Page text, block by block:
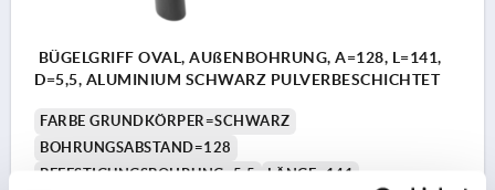
BÜGELGRIFF OVAL, AUßENBOHRUNG, A=128, L=141,
D=5,5, ALUMINIUM SCHWARZ PULVERBESCHICHTET
FARBE GRUNDKÖRPER=SCHWARZ
BOHRUNGSABSTAND=128
BEFESTIGUNGSBOHRUNG=5,5
LÄNGE=141